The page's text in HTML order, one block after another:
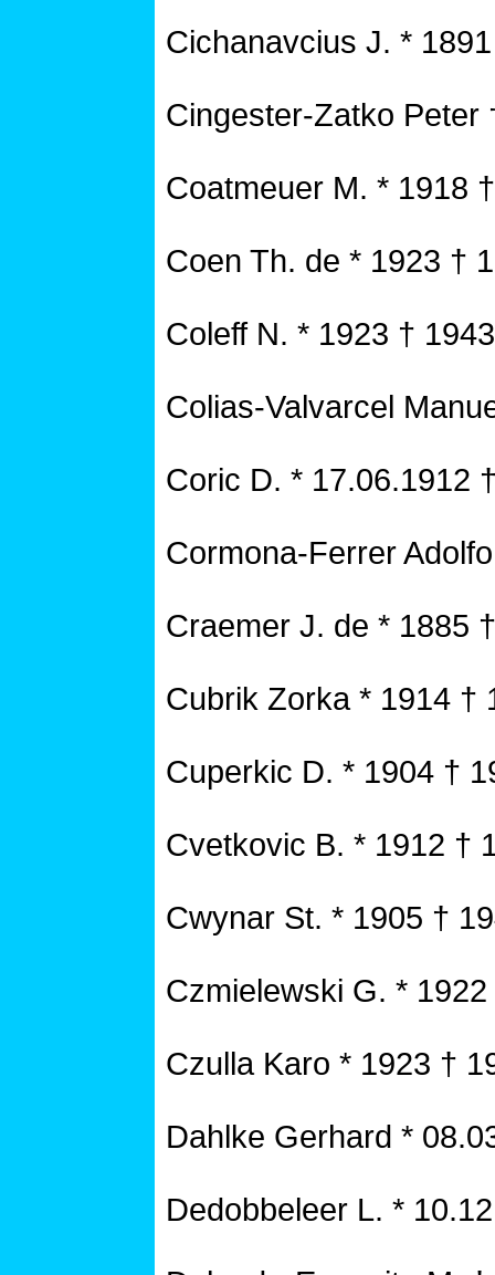
Cichanavcius J. *
Cingester-Zatko Peter
Coatmeuer M. * 1918
Coen Th. de * 1923 †
Coleff N. * 1923 † 1943
Colias-Valvarcel
Coric D. * 17.06.1912
Cormona-Ferrer
Craemer J. de * 1885
Cubrik Zorka * 1914 †
Cuperkic D. * 1904 †
Cvetkovic B. * 1912 †
Cwynar St. * 1905 †
Czmielewski G. *
Czulla Karo * 1923 †
Dahlke Gerhard *
Dedobbeleer L. *